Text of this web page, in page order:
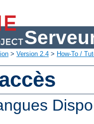
> Version 2.4 > How-To /